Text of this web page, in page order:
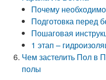
Почему
Подготовка перед
Пошаговая
1 этап –
Чем застелить Пол в
полы